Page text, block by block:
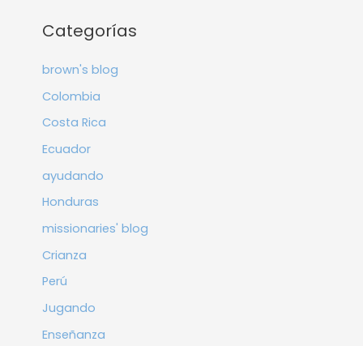
Categorías
brown's blog
Colombia
Costa Rica
Ecuador
ayudando
Honduras
missionaries' blog
Crianza
Perú
Jugando
Enseñanza